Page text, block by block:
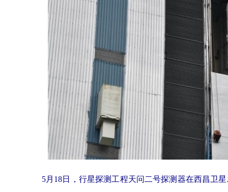
5月18日，行星探测工程天问二号探测器在西昌卫星